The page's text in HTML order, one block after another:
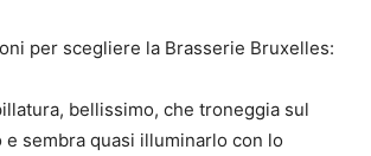
per scegliere la Brasserie Bruxelles:
bellissimo, che troneggia sul
e sembra quasi illuminarlo con lo